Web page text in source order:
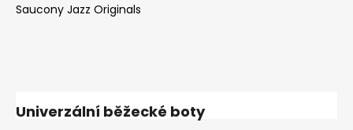
Saucony Jazz Originals
Univerzální běžecké boty